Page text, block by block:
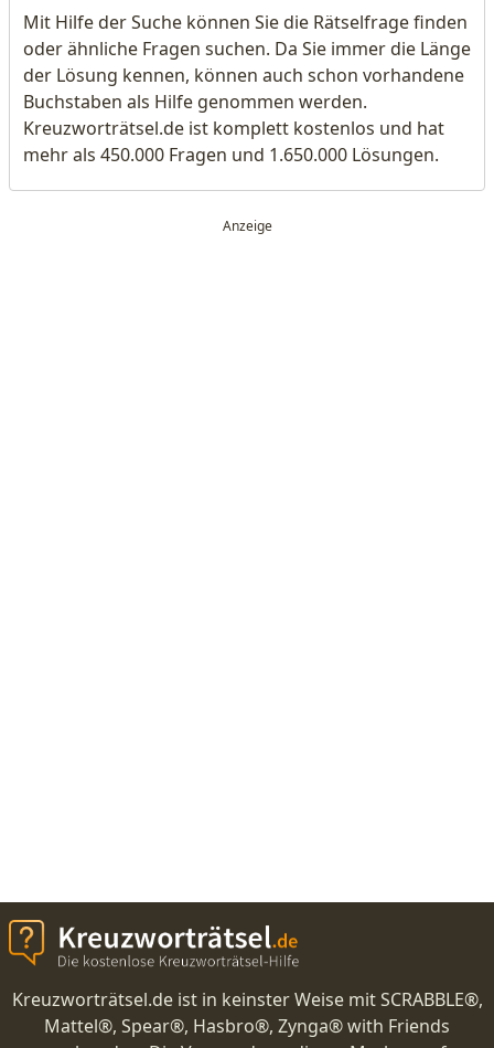
Mit Hilfe der Suche können Sie die Rätselfrage finden
oder ähnliche Fragen suchen. Da Sie immer die Länge
der Lösung kennen, können auch schon vorhandene
Buchstaben als Hilfe genommen werden.
Kreuzworträtsel.de ist komplett kostenlos und hat
mehr als 450.000 Fragen und 1.650.000 Lösungen.
Kreuzworträtsel.de ist in keinster Weise mit SCRABBLE®,
Mattel®, Spear®, Hasbro®, Zynga® with Friends